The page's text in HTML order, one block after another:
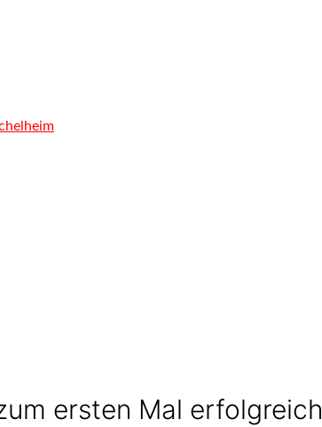
ersten Mal erfolgreich